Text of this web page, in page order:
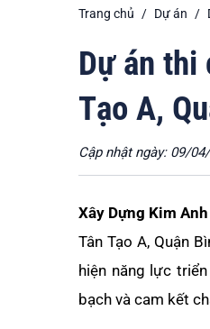
Trang chủ Dự án
Dự án thi
Tạo A,
Cập nhật ngày: 09/
Xây Dựng Kim Anh
Tân Tạo A, Quận
hiện năng lực
bạch và cam kết